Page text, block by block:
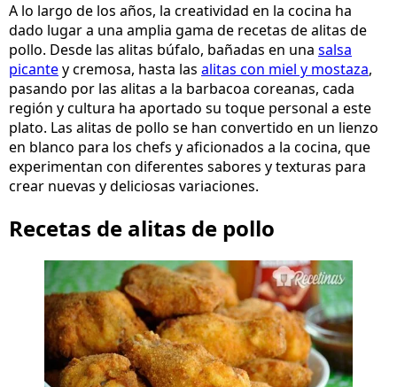
A lo largo de los años, la creatividad en la cocina ha
dado lugar a una amplia gama de recetas de alitas de
pollo. Desde las alitas búfalo, bañadas en una salsa
picantey cremosa, hasta las alitas con miel y mostaza,
pasando por las alitas a la barbacoa coreanas, cada
región y cultura ha aportado su toque personal a este
plato. Las alitas de pollo se han convertido en un lienzo
en blanco para los chefs y aficionados a la cocina, que
experimentan con diferentes sabores y texturas para
crear nuevas y deliciosas variaciones.
Recetas de alitas de pollo